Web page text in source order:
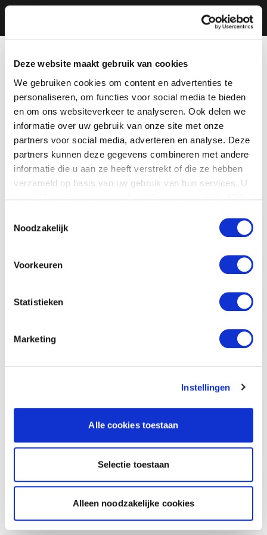
Deze website maakt gebruik van cookies
We gebruiken cookies om content en advertenties te
personaliseren, om functies voor social media te bieden
en om ons websiteverkeer te analyseren. Ook delen we
informatie over uw gebruik van onze site met onze
partners voor social media, adverteren en analyse. Deze
partners kunnen deze gegevens combineren met andere
informatie die u aan ze heeft verstrekt of die ze hebben
verzameld op basis van uw gebruik van hun services. U
Noodzakelijk
Voorkeuren
Statistieken
Marketing
Instellingen
Alle cookies toestaan
Selectie toestaan
Alleen noodzakelijke cookies